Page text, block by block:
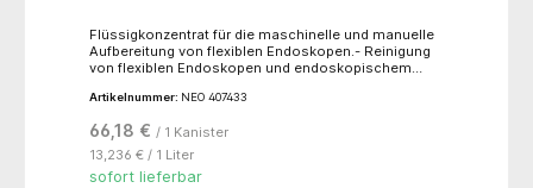
Flüssigkonzentrat für die maschinelle und manuelle
Aufbereitung von flexiblen Endoskopen.- Reinigung
von flexiblen Endoskopen und endoskopischem
Desinfektionsgeräten (RDG-E)- manuelle Reinigung
Zusatzinstrumentarium im Tauch- bzw.
Ultraschallbad!! nur für den professionellen
Gebrauch !!
Artikelnummer: NEO 407433
66,18 € / 1 Kanister
13,236 € / 1 Liter
sofort lieferbar